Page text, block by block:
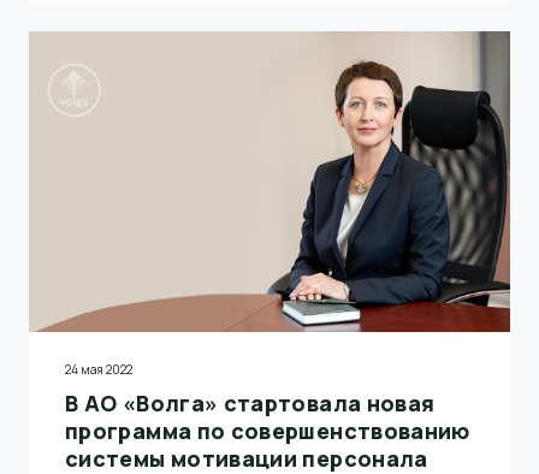
24 мая 2022
В АО «Волга» стартовала новая
программа по совершенствованию
системы мотивации персонала